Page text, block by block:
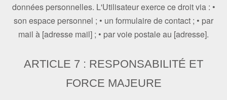
données personnelles. L'Utilisateur exerce ce droit via : •
son espace personnel ; • un formulaire de contact ; • par
mail à [adresse mail] ; • par voie postale au [adresse].
ARTICLE 7 : RESPONSABILITÉ ET
FORCE MAJEURE